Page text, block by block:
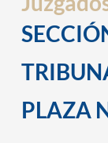
PLAZA